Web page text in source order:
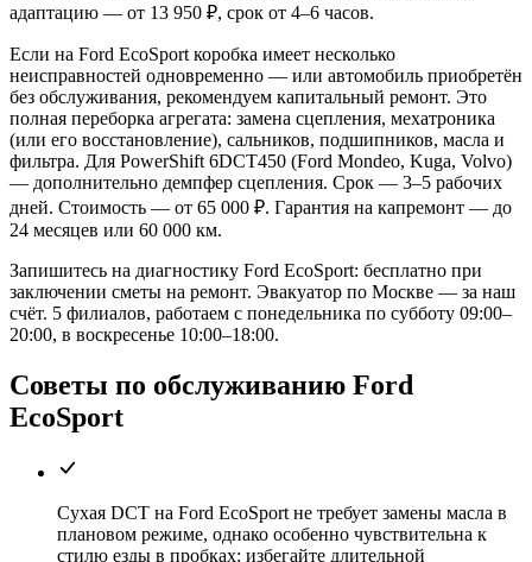
адаптацию — от 13 950 ₽, срок от 4–6 часов.
Если на Ford EcoSport коробка имеет несколько
неисправностей одновременно — или автомобиль приобретён
без обслуживания, рекомендуем капитальный ремонт. Это
полная переборка агрегата: замена сцепления, мехатроника
(или его восстановление), сальников, подшипников, масла и
фильтра. Для PowerShift 6DCT450 (Ford Mondeo, Kuga, Volvo)
— дополнительно демпфер сцепления. Срок — 3–5 рабочих
дней. Стоимость — от 65 000 ₽. Гарантия на капремонт — до
24 месяцев или 60 000 км.
Запишитесь на диагностику Ford EcoSport: бесплатно при
заключении сметы на ремонт. Эвакуатор по Москве — за наш
счёт. 5 филиалов, работаем с понедельника по субботу 09:00–
20:00, в воскресенье 10:00–18:00.
Советы по обслуживанию Ford
EcoSport
Сухая DCT на Ford EcoSport не требует замены масла в
плановом режиме, однако особенно чувствительна к
стилю езды в пробках: избегайте длительной